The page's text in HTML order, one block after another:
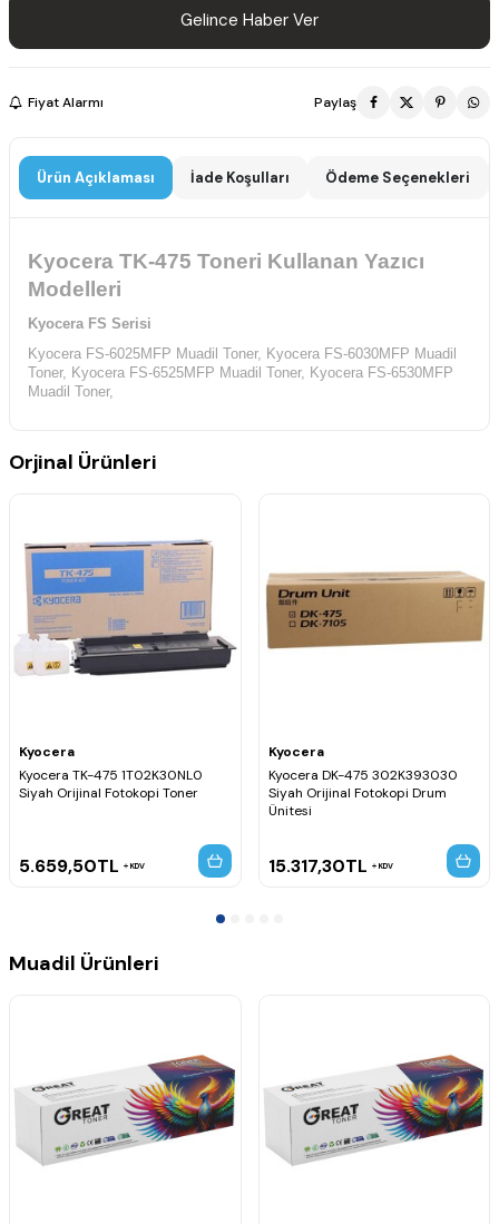
Gelince Haber Ver
Fiyat Alarmı Paylaş
Ürün Açıklaması İade Koşulları Ödeme Seçenekleri
Kyocera TK-475 Toneri Kullanan Yazıcı
Modelleri
Kyocera FS Serisi
Kyocera FS-6025MFP Muadil Toner, Kyocera FS-6030MFP Muadil
Toner, Kyocera FS-6525MFP Muadil Toner, Kyocera FS-6530MFP
Muadil Toner,
Orjinal Ürünleri
Kyocera
Kyocera TK-475 1T02K30NL0
Siyah Orijinal Fotokopi Toner
5.659,50TL KDV
Kyocera
Kyocera DK-475 302K393030
Siyah Orijinal Fotokopi Drum
Ünitesi
15.317,30TL KDV
Muadil Ürünleri